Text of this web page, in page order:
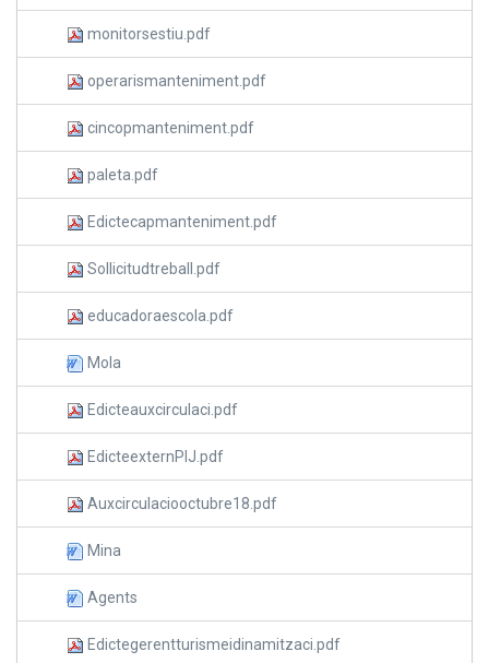
monitorsestiu.pdf
operarismanteniment.pdf
cincopmanteniment.pdf
paleta.pdf
Edictecapmanteniment.pdf
Sollicitudtreball.pdf
educadoraescola.pdf
Mola
Edicteauxcirculaci.pdf
EdicteexternPIJ.pdf
Auxcirculaciooctubre18.pdf
Mina
Agents
Edictegerentturismeidinamitzaci.pdf